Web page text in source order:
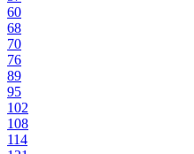
60
68
70
76
89
95
102
108
114